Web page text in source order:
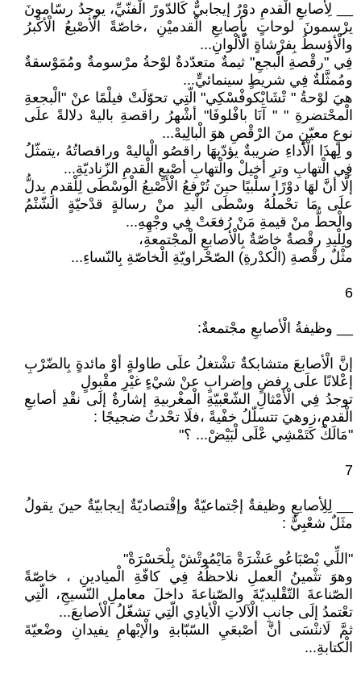
__ لِأصابعِ الْقدمِ دوْرٌ إيجابيٌّ كَالدّورً الْفنّيِّ، يوجدُ رسّامونَ
يرْسمونَ لوحاتٍ بِأصابعِ الْقدميْنِ ،خاصّةً الْأصْبعُ الْأكْبرُ
والْأؤسطُ بِفرْشاةٍ الْألْوانِ...
فِي "رقْصةِ الْبجعِ" ثيمةٌ متعدّدةٌ لوْحةُ مرْسومةٌ ومُمَوْسقةٌ
ومُمثَّلةٌ فِي شريطٍ سينمائيٍّ...
هيَ لوْحةُ " تْشَايْكوفْسْكِي" الّتِي تحوّلَتْ فيلْمًا عنْ "الْبجعةِ
الْمحْتضرةِ " " آنَا بافْلوفَا" أشْهرُ راقصةِ باليهْ دلالةً علَى
نوعٍ معيّنٍ منَ الرْقْصِ هوَ الْبالِيهْ...
و لِهذَا الْأداءِ ضريبةٌ يؤدّيهَا راقصُو الْباليهْ وراقصاتُهُ ،يتمثّلُ
فِي الْتهابِ وترِ أخيلْ والْتهابِ أصْبعٍ الْقدمِ الزّناديّةِ...
إلَّا أنَّ لهَا دوْرًا سلْبيًا حينَ تُرْفعُ الْأصْبعُ الْوسْطَى لِلْقدمِ يدلُّ
علَى مَا تحْملُهُ وسْطَى الْيدِ منْ رسالةٍ قدْحيّةٍ الشّتْمُ
والْحطُّ منْ قيمةِ مَنْ رُفعَتْ فِي وجْهِهِ...
ولِلْيدِ رقْصةٌ خاصّةٌ بِالْأصابعِ الْمجْتمعةِ،
مثْلٌ رقْصةِ (الْكدْرةِ) الصّحْراويّةِ الْخاصّةِ بِالنّساءِ...
6
__ وظيفةُ الْأصابعِ مجْتمعةٌ:
إنَّ الْأصابعَ متشابكةٌ تشْتغلُ علَى طاولةٍ أوْ مائدةٍ بِالضّرْبِ
إعْلانًا علَى رفضٍ وإضرابٍ عنْ شيْءٍ غيْرِ مقْبولٍ
توجدُ فِي الْأمْثالِ الشّعْبيّةِ الْمغْربيةِ إشارةٌ إلَى نقْدِ أصابعِ
الْقدمِ،زوهيَ تتسلّلُ خفْيةً ،فلَا تحْدثُ ضجيجًا :
"مَالَكْ كَتَمْشِي عْلَى لْبَيْضْ... ؟"
7
__ لِلِأصابعِ وظيفةٌ إجْتماعيّةٌ وإقْتصاديّةٌ إيجابيّةٌ حينَ يقولُ
مثَلٌ شعْبِيٌّ :
"اللِّي بْصْبَاعُو عَشْرَةْ مَايْمُوتْشْ بِلْحَسْرَةْ"
وهوَ تثْمينُ الْعملِ نلاحظُهُ فِي كافّةِ الْميادينِ ، خاصّةً
الصّناعةَ التّقْليديّةَ والصّناعةَ داخلَ معاملِ النّسيجِ، الّتِي
تعْتمدُ إلَى جانبِ الْآلاتِ الْأيادِي الّتِي تشغّلُ الْأصابعَ...
ثمَّ لَاننْسَى أنَّ أصْبعَيِ السّبّابةِ والْإبْهامِ يفيدانِ وضْعيّةَ
الْكتابةِ...